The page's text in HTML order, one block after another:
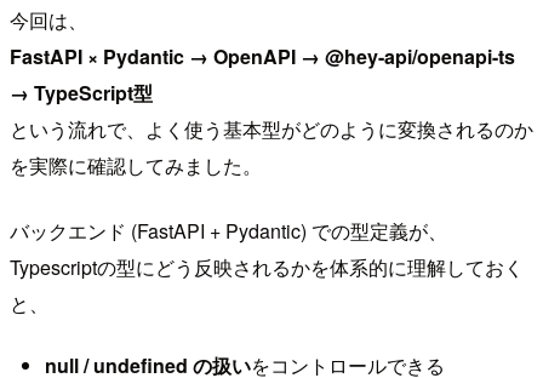
今回は、
FastAPI × Pydantic → OpenAPI → @hey-api/openapi-ts
→ TypeScript型
という流れで、よく使う基本型がどのように変換されるのか
を実際に確認してみました。
バックエンド (FastAPI + Pydantic) での型定義が、
Typescriptの型にどう反映されるかを体系的に理解しておく
と、
null / undefined の扱いをコントロールできる